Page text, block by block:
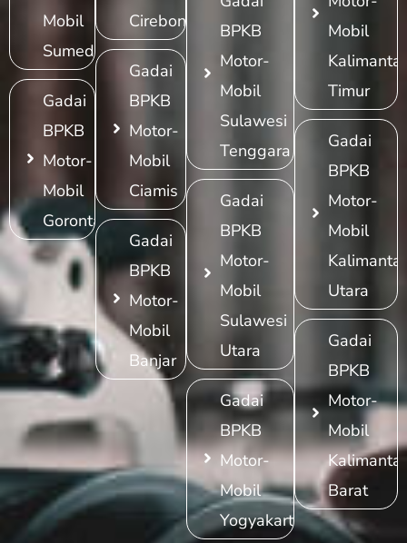
Mobil
Sumedang
Gadai
BPKB
Motor-
Mobil
Gorontalo
Cirebon
Gadai
BPKB
Motor-
Mobil
Ciamis
Gadai
BPKB
Motor-
Mobil
Banjar
BPKB
Motor-
Mobil
Sulawesi
Tenggara
Gadai
BPKB
Motor-
Mobil
Sulawesi
Utara
Gadai
BPKB
Motor-
Mobil
Yogyakarta
Mobil
Timur
Gadai
BPKB
Motor-
Mobil
Utara
Gadai
BPKB
Motor-
Mobil
Barat